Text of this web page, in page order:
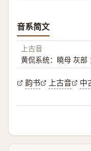
音系简文
上古音
黄侃系统：曉母 灰部
韵书 上古音 中